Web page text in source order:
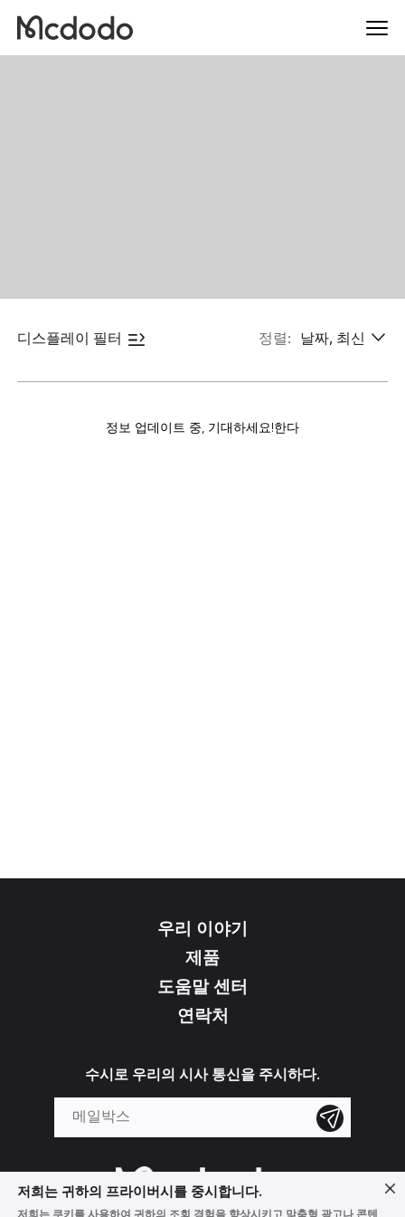
디스플레이 필터 정렬: 날짜, 최신
정보 업데이트 중, 기대하세요!한다
우리 이야기
제품
도움말 센터
연락처
수시로 우리의 시사 통신을 주시하다.
저희는 귀하의 프라이버시를 중시합니다.
저희는 쿠키를 사용하여 귀하의 조회 경험을 향상시키고 맞춤형 광고나 콘텐